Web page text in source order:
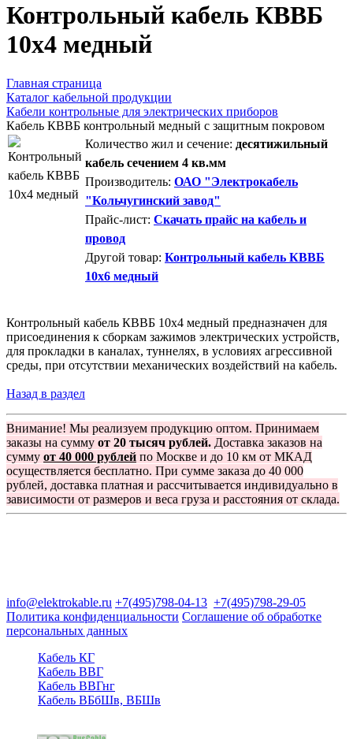
Контрольный кабель КВВБ
10х4 медный
Главная страница
Каталог кабельной продукции
Кабели контрольные для электрических приборов
Кабель КВВБ контрольный медный с защитным покровом
Количество жил и сечение: десятижильный
кабель сечением 4 кв.мм
Производитель: ОАО "Электрокабель
"Кольчугинский завод"
Прайс-лист: Скачать прайс на кабель и
провод
Другой товар: Контрольный кабель КВВБ
10х6 медный
Контрольный кабель КВВБ 10х4 медный предназначен для
присоединения к сборкам зажимов электрических устройств,
для прокладки в каналах, туннелях, в условиях агрессивной
среды, при отсутствии механических воздействий на кабель.
Назад в раздел
Внимание! Мы реализуем продукцию оптом. Принимаем
заказы на сумму от 20 тысяч рублей. Доставка заказов на
сумму от 40 000 рублей по Москве и до 10 км от МКАД
осуществляется бесплатно. При сумме заказа до 40 000
рублей, доставка платная и рассчитывается индивидуально в
зависимости от размеров и веса груза и расстояния от склада.
info@elektrokable.ru +7(495)798-04-13 +7(495)798-29-05
Политика конфиденциальности Соглашение об обработке
персональных данных
Кабель КГ
Кабель ВВГ
Кабель ВВГнг
Кабель ВБбШв, ВБШв